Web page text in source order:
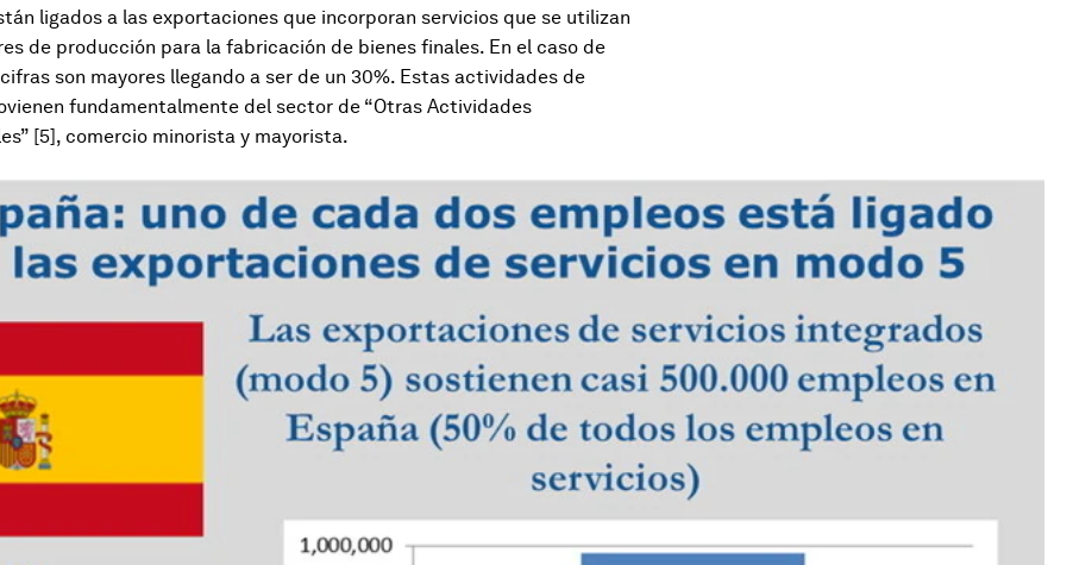
ligados a las exportaciones que incorporan servicios que se utilizan
de producción para la fabricación de bienes finales. En el caso de
son mayores llegando a ser de un 30%. Estas actividades de
fundamentalmente del sector de “Otras Actividades
[5], comercio minorista y mayorista.